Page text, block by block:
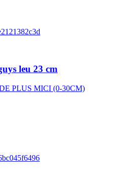
leu 23 cm
PLUS MICI (0-30CM)